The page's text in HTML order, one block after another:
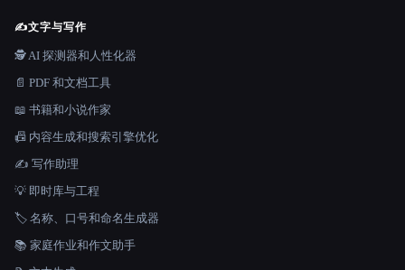
✍️文字与写作
🕵️ AI 探测器和人性化器
📄 PDF 和文档工具
📖 书籍和小说作家
📠 内容生成和搜索引擎优化
✍️ 写作助理
💡 即时库与工程
🏷️ 名称、口号和命名生成器
📚 家庭作业和作文助手